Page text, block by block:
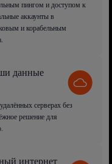
пингом и доступом к
аккаунты в
и корабельным
данные
серверах без
решение для
интернет